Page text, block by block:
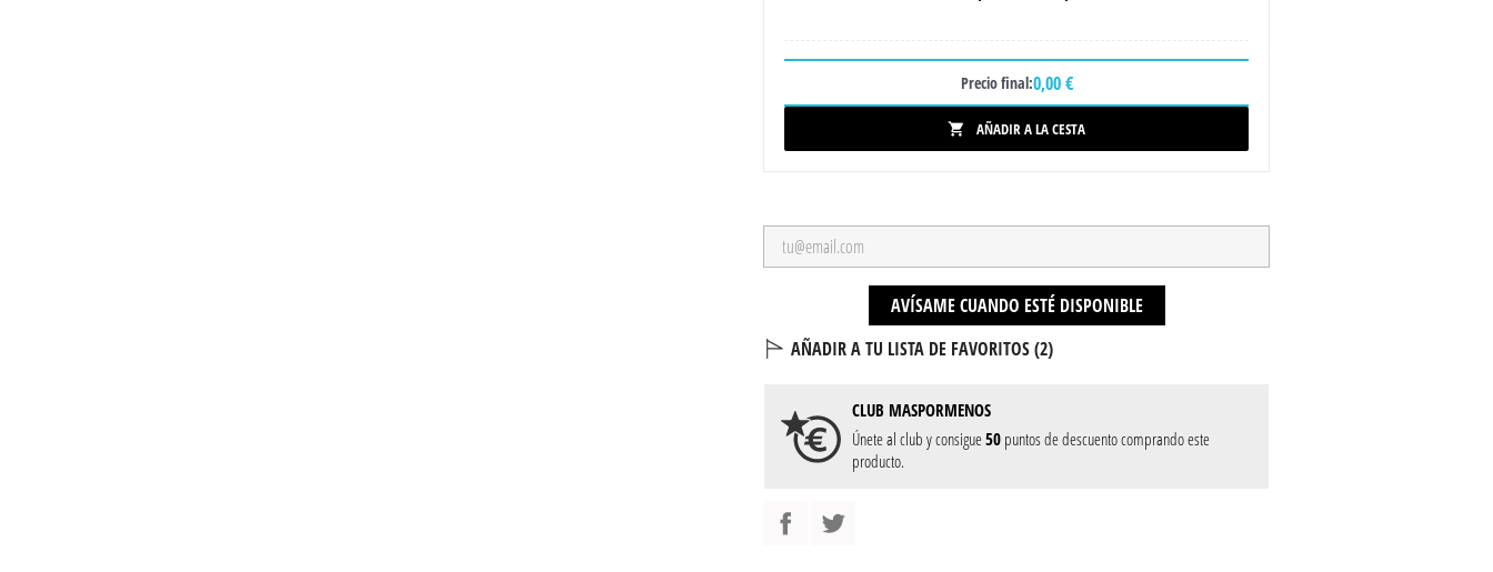
Precio final:0,00 €
 AÑADIR A LA CESTA
AVÍSAME CUANDO ESTÉ DISPONIBLE
AÑADIR A TU LISTA DE FAVORITOS (2)
CLUB MASPORMENOS
Únete al club y consigue50puntos de descuento comprando este
producto.